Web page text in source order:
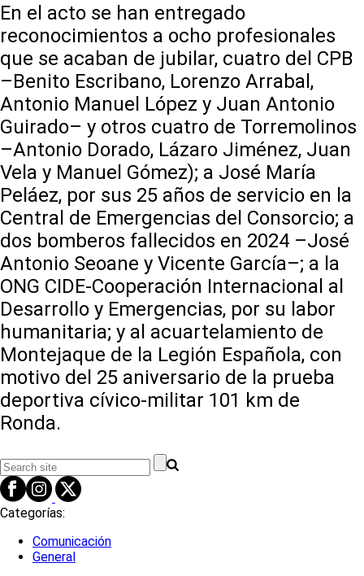
En el acto se han entregado
reconocimientos a ocho profesionales
que se acaban de jubilar, cuatro del CPB
–Benito Escribano, Lorenzo Arrabal,
Antonio Manuel López y Juan Antonio
Guirado– y otros cuatro de Torremolinos
­–Antonio Dorado, Lázaro Jiménez, Juan
Vela y Manuel Gómez); a José María
Peláez, por sus 25 años de servicio en la
Central de Emergencias del Consorcio; a
dos bomberos fallecidos en 2024 –José
Antonio Seoane y Vicente García–; a la
ONG CIDE-Cooperación Internacional al
Desarrollo y Emergencias, por su labor
humanitaria; y al acuartelamiento de
Montejaque de la Legión Española, con
motivo del 25 aniversario de la prueba
deportiva cívico-militar 101 km de
Ronda.
Categorías:
Comunicación
General